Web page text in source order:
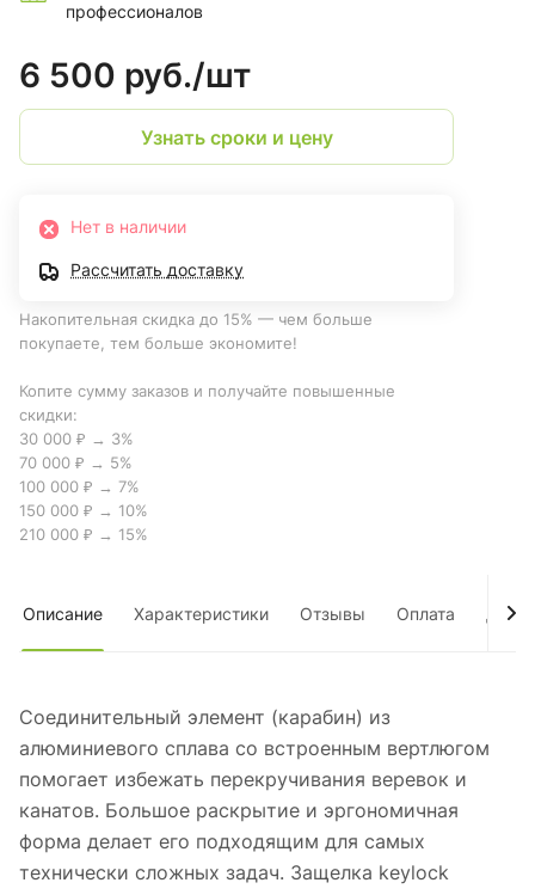
профессионалов
6 500 руб./шт
Узнать сроки и цену
Нет в наличии
Рассчитать доставку
Накопительная скидка до 15% — чем больше
покупаете, тем больше экономите!
Копите сумму заказов и получайте повышенные
скидки:
30 000 ₽ → 3%
70 000 ₽ → 5%
100 000 ₽ → 7%
150 000 ₽ → 10%
210 000 ₽ → 15%
Описание Характеристики Отзывы Оплата
Соединительный элемент (карабин) из
алюминиевого сплава со встроенным вертлюгом
помогает избежать перекручивания веревок и
канатов. Большое раскрытие и эргономичная
форма делает его подходящим для самых
технически сложных задач. Защелка keylock